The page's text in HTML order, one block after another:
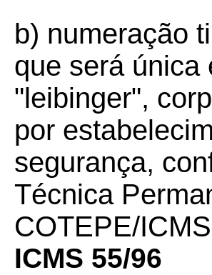
b) numeração
que será única
"leibinger",
por
segurança,
Técnica
COTEPE/
ICMS 55/96